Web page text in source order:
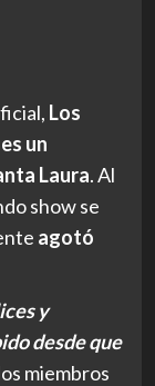
Los
un
Laura. Al
show se
agotó
y
desde que
miembros